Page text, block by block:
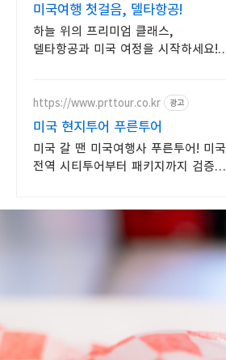
미국여행 첫걸음, 델타항공!
하늘 위의 프리미엄 클래스,
델타항공과 미국 여정을 시작하세요!
https://www.prttour.co.kr 광고
미국 현지투어 푸른투어
미국 갈 땐 미국여행사 푸른투어! 미국
전역 시티투어부터 패키지까지 검증된